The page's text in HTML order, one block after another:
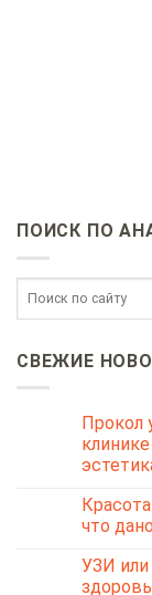
ПОИСК ПО
СВЕЖИЕ
Прокол
что
УЗИ